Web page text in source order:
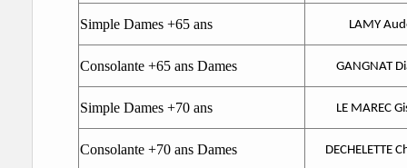
Simple Dames +65 ans LAMY
Consolante +65 ans Dames GANGNAT
Simple Dames +70 ans LE MAREC
Consolante +70 ans Dames DECHELETTE